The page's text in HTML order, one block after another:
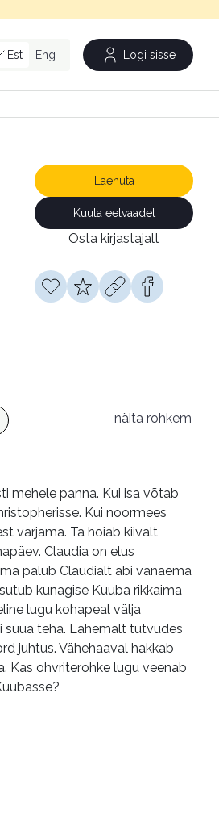
Est Eng Logi sisse
Laenuta
Kuula eelvaadet
Osta kirjastajalt
näita rohkem
mehele panna. Kui isa võtab
Kui noormees
varjama. Ta hoiab kiivalt
Claudia on elus
palub Claudialt abi vanaema
kunagise Kuuba rikkaima
lugu kohapeal välja
teha. Lähemalt tutvudes
juhtus. Vähehaaval hakkab
Kas ohvriterohke lugu veenab